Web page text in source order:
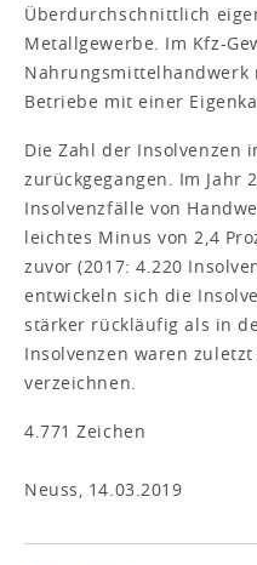
Überdurchschnittlich
Metallgewerbe. Im Kfz-
Nahrungsmittelhandwerk
Betriebe mit einer
Die Zahl der Insolvenzen
zurückgegangen. Im Jahr
Insolvenzfälle von
leichtes Minus von 2,4
zuvor (2017: 4.220
entwickeln sich die
stärker rückläufig als in
Insolvenzen waren
verzeichnen.
4.771 Zeichen
Neuss, 14.03.2019